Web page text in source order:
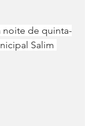
noite de quinta-
Salim